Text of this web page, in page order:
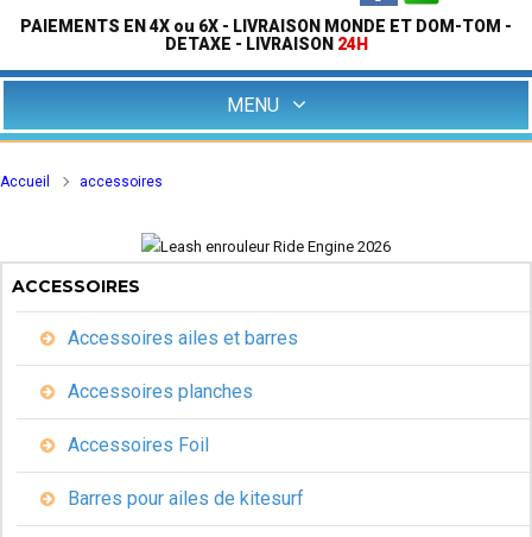
PAIEMENTS EN 4X ou 6X - LIVRAISON MONDE ET DOM-TOM -
DETAXE - LIVRAISON 24H
MENU
Accueil accessoires
ACCESSOIRES
Accessoires ailes et barres
Accessoires planches
Accessoires Foil
Barres pour ailes de kitesurf